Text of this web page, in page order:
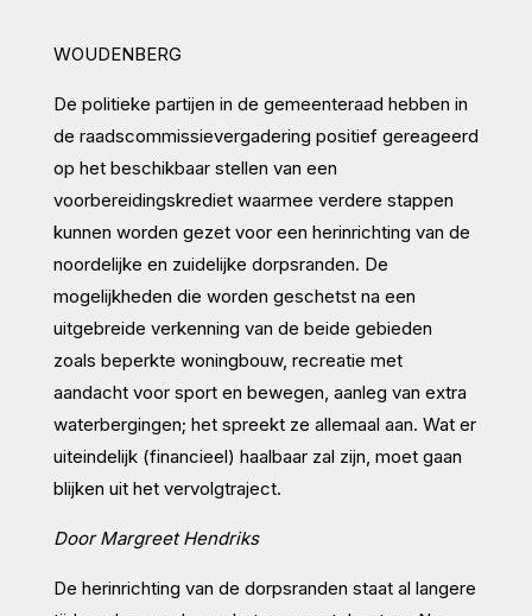
WOUDENBERG
De politieke partijen in de gemeenteraad hebben in
de raadscommissievergadering positief gereageerd
op het beschikbaar stellen van een
voorbereidingskrediet waarmee verdere stappen
kunnen worden gezet voor een herinrichting van de
noordelijke en zuidelijke dorpsranden. De
mogelijkheden die worden geschetst na een
uitgebreide verkenning van de beide gebieden
zoals beperkte woningbouw, recreatie met
aandacht voor sport en bewegen, aanleg van extra
waterbergingen; het spreekt ze allemaal aan. Wat er
uiteindelijk (financieel) haalbaar zal zijn, moet gaan
blijken uit het vervolgtraject.
Door Margreet Hendriks
De herinrichting van de dorpsranden staat al langere